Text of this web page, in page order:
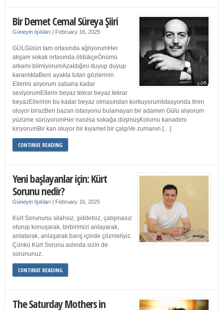
Bir Demet Cemal Süreya Şiiri
Güneyin Işıkları | February 16, 2025
GÜLGülün tam ortasında ağlıyorumHer
akşam sokak ortasında öldükçeÖnümü
arkamı bilmiyorumAzaldığını duyup duyup
karanlıktaBeni ayakta tutan gözlerinin
Ellerini alıyorum sabaha kadar
seviyorumEllerin beyaz tekrar beyaz tekrar
beyazEllerinin bu kadar beyaz olmasından korkuyorumİstasyonda tiren
oluyor birazBen bazan istasyonu bulamayan bir adamım Gülü alıyorum
yüzüme sürüyorumHer nasılsa sokağa düşmüşKolumu kanadımı
kırıyorumBir kan oluyor bir kıyamet bir çalgıVe zurnanın […]
CONTINUE READING
Yeni başlayanlar için: Kürt
Sorunu nedir?
Güneyin Işıkları | February 16, 2025
Kürt Sorununu silahsız, şiddetsiz, çatışmasız
oturup konuşarak, birbirimizi anlayarak,
anlatarak, anlaşarak barış içinde çözmeliyiz.
Çünkü Kürt Sorunu aslında sizin de
sorununuz.
CONTINUE READING
The Saturday Mothers in